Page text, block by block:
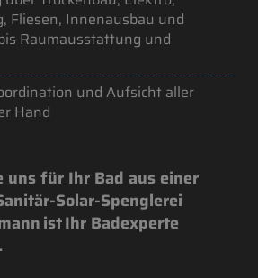
Fliesen, Innenausbau und
Raumausstattung und
und Aufsicht aller
Hand
uns für Ihr Bad aus einer
Solar-Spenglerei
ist Ihr Badexperte